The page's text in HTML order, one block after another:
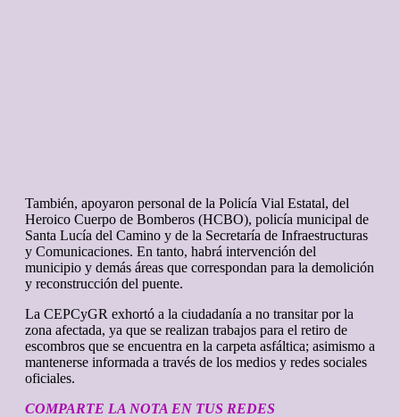
También, apoyaron personal de la Policía Vial Estatal, del
Heroico Cuerpo de Bomberos (HCBO), policía municipal de
Santa Lucía del Camino y de la Secretaría de Infraestructuras
y Comunicaciones. En tanto, habrá intervención del
municipio y demás áreas que correspondan para la demolición
y reconstrucción del puente.
La CEPCyGR exhortó a la ciudadanía a no transitar por la
zona afectada, ya que se realizan trabajos para el retiro de
escombros que se encuentra en la carpeta asfáltica; asimismo a
mantenerse informada a través de los medios y redes sociales
oficiales.
COMPARTE LA NOTA EN TUS REDES